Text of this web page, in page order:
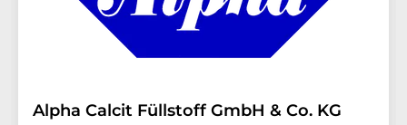
Alpha Calcit Füllstoff GmbH & Co. KG